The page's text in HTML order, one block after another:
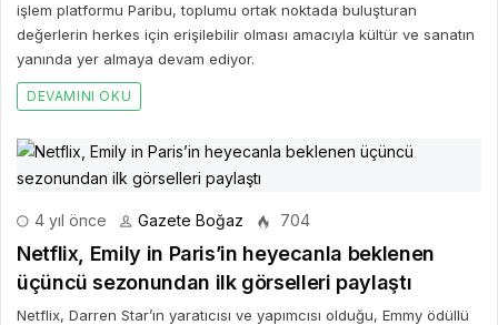
işlem platformu Paribu, toplumu ortak noktada buluşturan
değerlerin herkes için erişilebilir olması amacıyla kültür ve sanatın
yanında yer almaya devam ediyor.
DEVAMINI OKU
4 yıl önce Gazete Boğaz 704
Netflix, Emily in Paris’in heyecanla beklenen
üçüncü sezonundan ilk görselleri paylaştı
Netflix, Darren Star’ın yaratıcısı ve yapımcısı olduğu, Emmy ödüllü